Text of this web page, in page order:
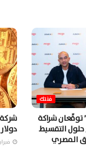
فنتك
شراكة
حلول التقسيط
المصري
فبراير 8,